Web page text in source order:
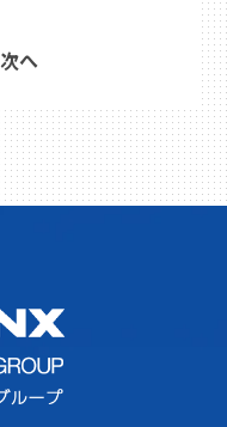
次へ